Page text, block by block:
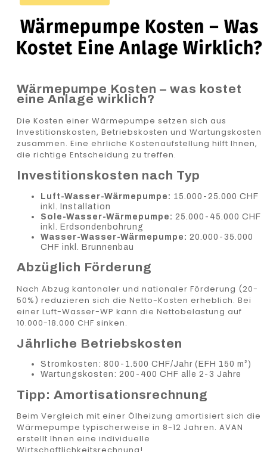
Wärmepumpe Kosten – Was
Kostet Eine Anlage Wirklich?
Wärmepumpe Kosten – was kostet
eine Anlage wirklich?
Die Kosten einer Wärmepumpe setzen sich aus
Investitionskosten, Betriebskosten und Wartungskosten
zusammen. Eine ehrliche Kostenaufstellung hilft Ihnen,
die richtige Entscheidung zu treffen.
Investitionskosten nach Typ
Luft-Wasser-Wärmepumpe: 15.000-25.000 CHF
inkl. Installation
Sole-Wasser-Wärmepumpe: 25.000-45.000 CHF
inkl. Erdsondenbohrung
Wasser-Wasser-Wärmepumpe: 20.000-35.000
CHF inkl. Brunnenbau
Abzüglich Förderung
Nach Abzug kantonaler und nationaler Förderung (20-
50%) reduzieren sich die Netto-Kosten erheblich. Bei
einer Luft-Wasser-WP kann die Nettobelastung auf
10.000-18.000 CHF sinken.
Jährliche Betriebskosten
Stromkosten: 800-1.500 CHF/Jahr (EFH 150 m²)
Wartungskosten: 200-400 CHF alle 2-3 Jahre
Tipp: Amortisationsrechnung
Beim Vergleich mit einer Ölheizung amortisiert sich die
Wärmepumpe typischerweise in 8-12 Jahren. AVAN
erstellt Ihnen eine individuelle